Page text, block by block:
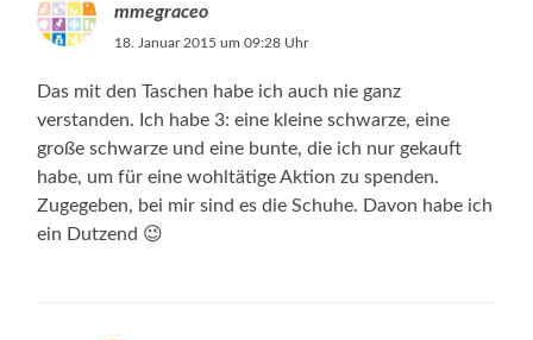
mmegraceo
18. Januar 2015 um 09:28 Uhr
Das mit den Taschen habe ich auch nie ganz
verstanden. Ich habe 3: eine kleine schwarze, eine
große schwarze und eine bunte, die ich nur gekauft
habe, um für eine wohltätige Aktion zu spenden.
Zugegeben, bei mir sind es die Schuhe. Davon habe ich
ein Dutzend 😉